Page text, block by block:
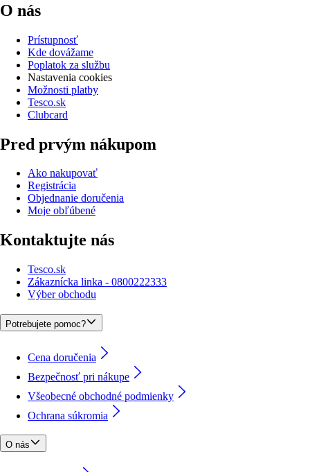
O nás
Prístupnosť
Kde dovážame
Poplatok za službu
Nastavenia cookies
Možnosti platby
Tesco.sk
Clubcard
Pred prvým nákupom
Ako nakupovať
Registrácia
Objednanie doručenia
Moje obľúbené
Kontaktujte nás
Tesco.sk
Zákaznícka linka - 0800222333
Výber obchodu
Potrebujete pomoc?
Cena doručenia
Bezpečnosť pri nákupe
Všeobecné obchodné podmienky
Ochrana súkromia
O nás